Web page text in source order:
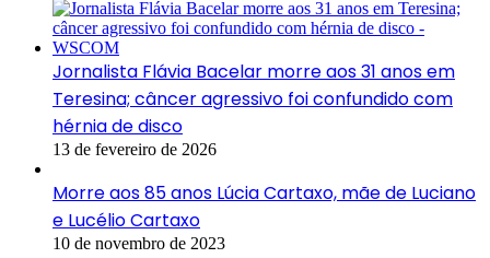
Jornalista Flávia Bacelar morre aos 31 anos em
Teresina; câncer agressivo foi confundido com
hérnia de disco
13 de fevereiro de 2026
Morre aos 85 anos Lúcia Cartaxo, mãe de Luciano
e Lucélio Cartaxo
10 de novembro de 2023